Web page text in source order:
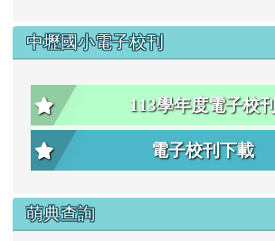
中壢國小電子校刊
113學年度電子校刊
電子校刊下載
萌典查詢